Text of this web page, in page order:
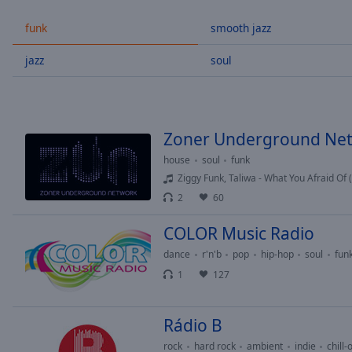
Duration
Loaded:
0.00%
currently
LIVE
Remaining
Playback
funk
jazz
smooth jazz
soul
Zoner Underground
house soul
funk
Ziggy Funk, Taliwa - What You Afraid
2
60
COLOR Music Radio
dance r'n'b pop hip-hop soul
1
127
Rádio B
rock hard rock ambient indie chill-